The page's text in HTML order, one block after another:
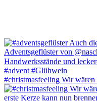
#christmasfeeling Wir